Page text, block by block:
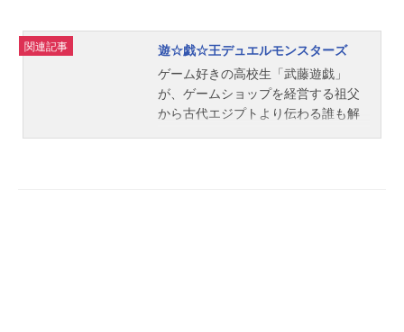
関連記事
遊☆戯☆王デュエルモンスターズ
ゲーム好きの高校生「武藤遊戯」
が、ゲームショップを経営する祖父
から古代エジプトより伝わる誰も解